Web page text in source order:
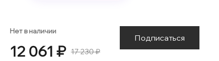
Нет в наличии
12 061 ₽ 17 230 ₽
Подписаться